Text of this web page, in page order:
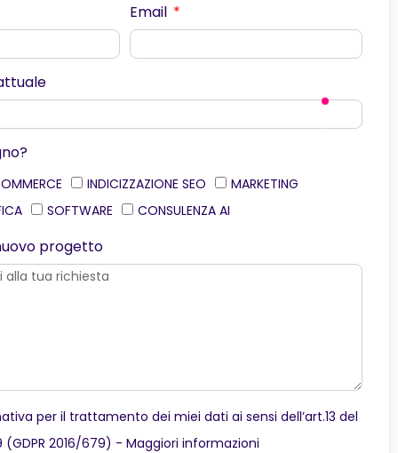
Email
INDICIZZAZIONE SEO
MARKETING
SOFTWARE CONSULENZA AI
progetto
per il trattamento dei miei dati ai sensi dell’art.13 del
(GDPR 2016/679) - Maggiori informazioni